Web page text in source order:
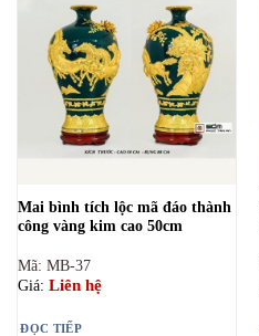
Mai bình tích lộc mã đáo thành
công vàng kim cao 50cm
Mã: MB-37
Giá: Liên hệ
ĐỌC TIẾP